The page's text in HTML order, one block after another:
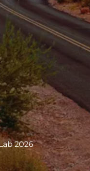
2026